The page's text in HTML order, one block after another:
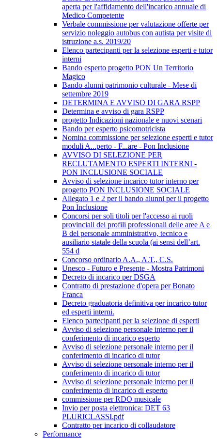
aperta per l'affidamento dell'incarico annuale di
Medico Competente
Verbale commissione per valutazione offerte per
servizio noleggio autobus con autista per visite di
istruzione a.s. 2019/20
Elenco partecipanti per la selezione esperti e tutor
interni
Bando esperto progetto PON Un Territorio
Magico
Bando alunni patrimonio culturale - Mese di
settembre 2019
DETERMINA E AVVISO DI GARA RSPP
Determina e avviso di gara RSPP
progetto Indicazioni nazionale e nuovi scenari
Bando per esperto psicomotricista
Nomina commissione per selezione esperti e tutor
moduli A...perto - F...are - Pon Inclusione
AVVISO DI SELEZIONE PER
RECLUTAMENTO ESPERTI INTERNI -
PON INCLUSIONE SOCIALE
Avviso di selezione incarico tutor interno per
progetto PON INCLUSIONE SOCIALE
Allegato 1 e 2 per il bando alunni per il progetto
Pon Inclusione
Concorsi per soli titoli per l'accesso ai ruoli
provinciali dei profili professionali delle aree A e
B del personale amministrativo, tecnico e
ausiliario statale della scuola (ai sensi dell’art.
554 d
Concorso ordinario A.A., A.T., C.S.
Unesco - Futuro e Presente - Mostra Patrimoni
Decreto di incarico per DSGA
Contratto di prestazione d'opera per Bonato
Franca
Decreto graduatoria definitiva per incarico tutor
ed esperti interni.
Elenco partecipanti per la selezione di esperti
Avviso di selezione personale interno per il
conferimento di incarico esperto
Avviso di selezione personale interno per il
conferimento di incarico di tutor
Avviso di selezione personale interno per il
conferimento di incarico di tutor
Avviso di selezione personale interno per il
conferimento di incarico di esperto
commissione per RDO musicale
Invio per posta elettronica: DET 63
PLURICLASSI.pdf
Contratto per incarico di collaudatore
Performance